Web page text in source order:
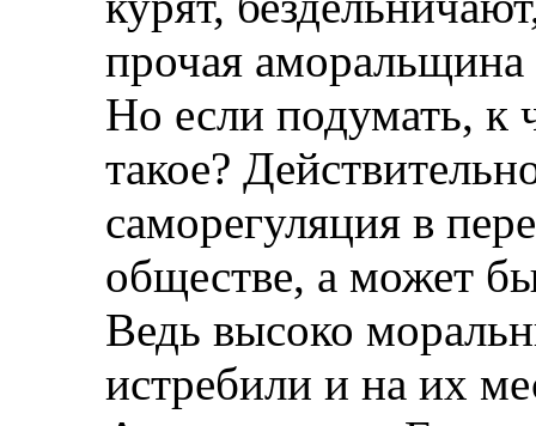
прочая аморальщина
Но если подумать, к
такое?
саморегуляция в
обществе, а может
Ведь высоко
истребили и на их